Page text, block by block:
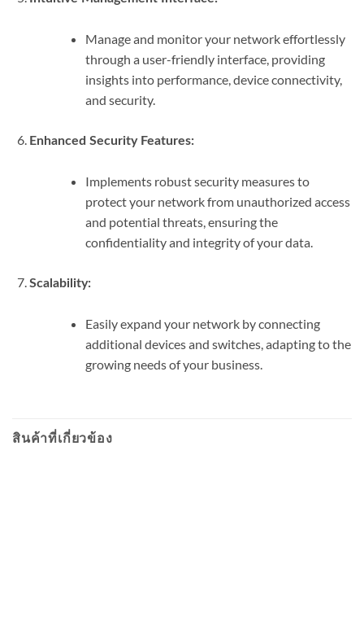
Manage and monitor your network effortlessly
through a user-friendly interface, providing
insights into performance, device connectivity,
and security.
Enhanced Security Features:
Implements robust security measures to
protect your network from unauthorized access
and potential threats, ensuring the
confidentiality and integrity of your data.
Scalability:
Easily expand your network by connecting
additional devices and switches, adapting to the
growing needs of your business.
สินค้าที่เกี่ยวข้อง